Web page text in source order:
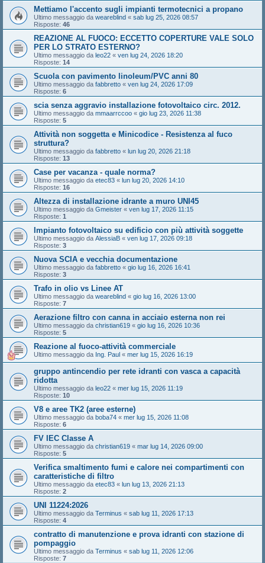
Mettiamo l'accento sugli impianti termotecnici a propano
Ultimo messaggio da weareblind « sab lug 25, 2026 08:57
Risposte: 46
REAZIONE AL FUOCO: ECCETTO COPERTURE VALE SOLO
PER LO STRATO ESTERNO?
Ultimo messaggio da leo22 « ven lug 24, 2026 18:20
Risposte: 14
Scuola con pavimento linoleum/PVC anni 80
Ultimo messaggio da fabbretto « ven lug 24, 2026 17:09
Risposte: 6
scia senza aggravio installazione fotovoltaico circ. 2012.
Ultimo messaggio da mmaarrccoo « gio lug 23, 2026 11:38
Risposte: 5
Attività non soggetta e Minicodice - Resistenza al fuco
struttura?
Ultimo messaggio da fabbretto « lun lug 20, 2026 21:18
Risposte: 13
Case per vacanza - quale norma?
Ultimo messaggio da etec83 « lun lug 20, 2026 14:10
Risposte: 16
Altezza di installazione idrante a muro UNI45
Ultimo messaggio da Gmeister « ven lug 17, 2026 11:15
Risposte: 1
Impianto fotovoltaico su edificio con più attività soggette
Ultimo messaggio da AlessiaB « ven lug 17, 2026 09:18
Risposte: 3
Nuova SCIA e vecchia documentazione
Ultimo messaggio da fabbretto « gio lug 16, 2026 16:41
Risposte: 3
Trafo in olio vs Linee AT
Ultimo messaggio da weareblind « gio lug 16, 2026 13:00
Risposte: 7
Aerazione filtro con canna in acciaio esterna non rei
Ultimo messaggio da christian619 « gio lug 16, 2026 10:36
Risposte: 5
Reazione al fuoco-attività commerciale
Ultimo messaggio da Ing. Paul « mer lug 15, 2026 16:19
gruppo antincendio per rete idranti con vasca a capacità
ridotta
Ultimo messaggio da leo22 « mer lug 15, 2026 11:19
Risposte: 10
V8 e aree TK2 (aree esterne)
Ultimo messaggio da boba74 « mer lug 15, 2026 11:08
Risposte: 6
FV IEC Classe A
Ultimo messaggio da christian619 « mar lug 14, 2026 09:00
Risposte: 5
Verifica smaltimento fumi e calore nei compartimenti con
caratteristiche di filtro
Ultimo messaggio da etec83 « lun lug 13, 2026 21:13
Risposte: 2
UNI 11224:2026
Ultimo messaggio da Terminus « sab lug 11, 2026 17:13
Risposte: 4
contratto di manutenzione e prova idranti con stazione di
pompaggio
Ultimo messaggio da Terminus « sab lug 11, 2026 12:06
Risposte: 7